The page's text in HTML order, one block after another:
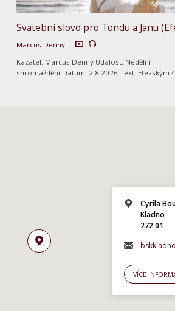
Svatební slovo pro Tondu a Janu
Marcus Denny
Kazatel: Marcus Denny Událost: Nedělní
shromáždění Datum: 2.8.2026 Text: Efezským
Cyrila
Kladno
272 01
VÍCE